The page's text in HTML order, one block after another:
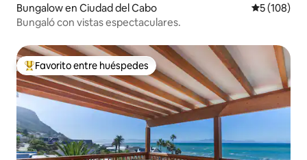
Bungalow en Ciudad del Cabo
5 (108)
Bungaló con vistas espectaculares.
Favorito entre huéspedes preferido
Favorito entre huéspedes